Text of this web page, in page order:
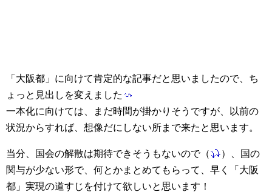
「大阪都」に向けて肯定的な記事だと思いましたので、ち
ょっと見出しを変えました
一本化に向けては、まだ時間が掛かりそうですが、以前の
状況からすれば、想像だにしない所まで来たと思います。
当分、国会の解散は期待できそうもないので（
）、国の
関与が少ない形で、何とかまとめてもらって、早く「大阪
都」実現の道すじを付けて欲しいと思います！